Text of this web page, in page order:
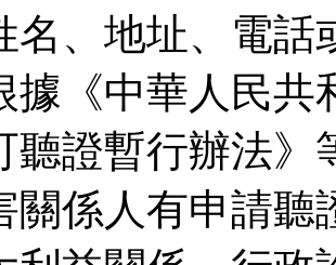
名、地址、電話
據《中華人民
聽證暫行辦法》
關係人有申請